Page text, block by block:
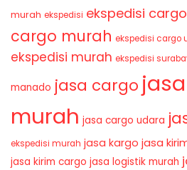
murah ekspedisi ekspedisi cargo
cargo murah ekspedisi cargo
ekspedisi murah ekspedisi
manado jasa cargo
murah jasa cargo udara
ekspedisi murah jasa kargo jasa
jasa kirim cargo jasa logistik murah